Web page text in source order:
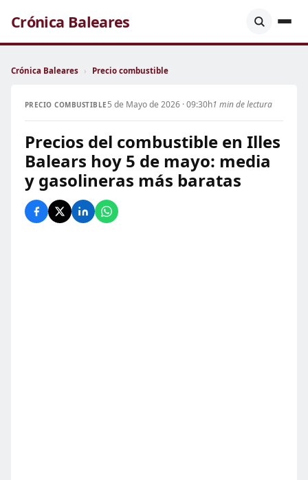
Crónica Baleares
Crónica Baleares › Precio combustible
PRECIO COMBUSTIBLE 5 de Mayo de 2026 · 09:30h1 min de lectura
Precios del combustible en Illes
Balears hoy 5 de mayo: media
y gasolineras más baratas